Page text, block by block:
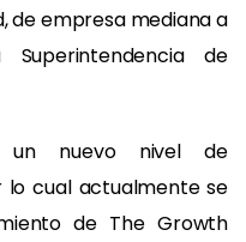
de empresa mediana a
de
un nuevo nivel de
lo cual actualmente se
de The Growth